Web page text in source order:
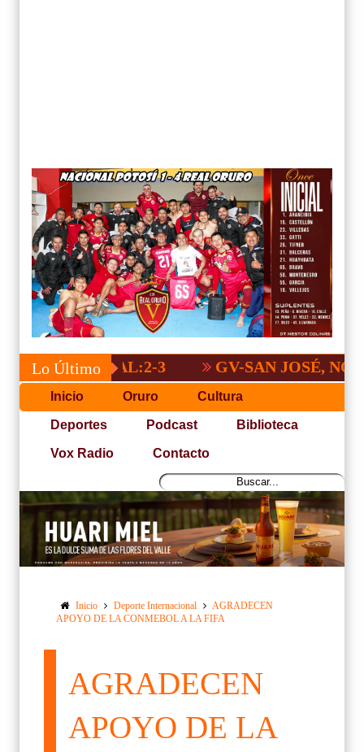
Lo Último3 GV-SAN JOSÉ, NO PUDO
Inicio Oruro Cultura
Deportes Podcast Biblioteca
Vox Radio Contacto
Inicio Deporte Internacional
AGRADECEN
APOYO DE LA CONMEBOL A LA FIFA
AGRADECEN
APOYO DE LA